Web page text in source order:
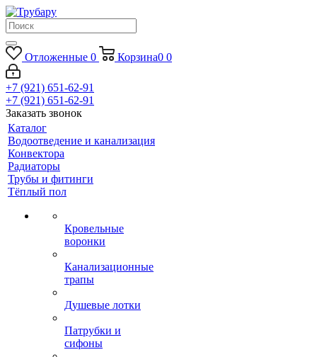
Отложенные 0 Корзина0 0
+7 (921) 651-62-91
+7 (921) 651-62-91
Заказать звонок
Каталог
Водоотведение и канализация
Конвектора
Радиаторы
Трубы и фитинги
Тёплый пол
Кровельные
воронки
Канализационные
трапы
Душевые лотки
Патрубки и
сифоны